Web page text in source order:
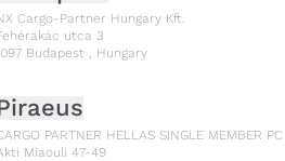
Cargo-Partner Hungary Kft.
utca 3
Budapest , Hungary
PARTNER HELLAS SINGLE MEMBER PC
Miaouli 47-49